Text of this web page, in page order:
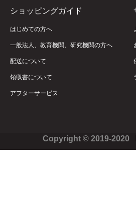
ショッピングガイド
はじめての方へ
一般法人、教育機関、研究機関の方へ
配送について
領収書について
アフターサービス
Copyright © 2019-2020